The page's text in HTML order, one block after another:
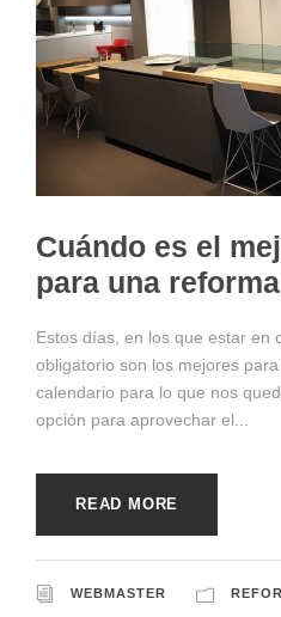
Cuándo es el
para una
Estos días, en los que estar en
obligatorio son los mejores
calendario para lo que nos
opción para aprovechar el...
READ MORE
WEBMASTER